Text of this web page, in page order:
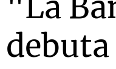
debuta